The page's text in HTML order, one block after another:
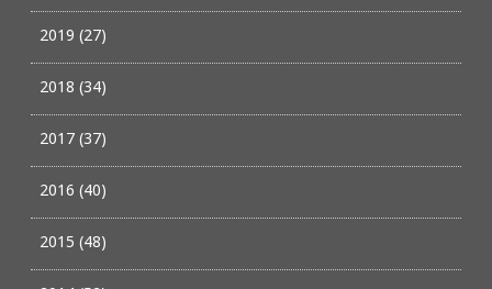
2019 (27)
2018 (34)
2017 (37)
2016 (40)
2015 (48)